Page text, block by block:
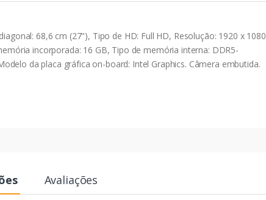
68,6 cm (27"), Tipo de HD: Full HD, Resolução: 1920 x 1080
incorporada: 16 GB, Tipo de memória interna: DDR5-
da placa gráfica on-board: Intel Graphics. Câmera embutida.
Avaliações